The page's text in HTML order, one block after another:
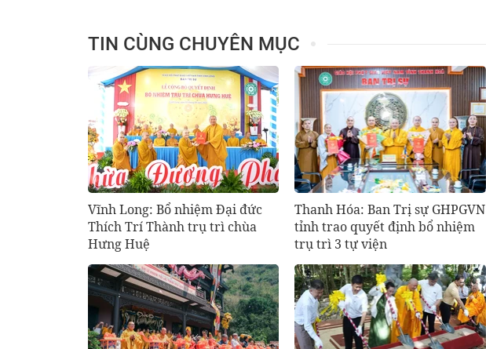
TIN CÙNG CHUYÊN MỤC
Vĩnh Long: Bổ nhiệm Đại đức
Thích Trí Thành trụ trì chùa
Hưng Huệ
Thanh Hóa: Ban Trị sự GHPGVN
tỉnh trao quyết định bổ nhiệm
trụ trì 3 tự viện